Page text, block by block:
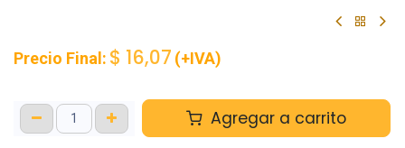
Precio Final: $ 16,07 (+IVA)
Agregar a carrito